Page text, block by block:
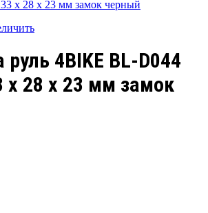
руль 4BIKE BL-D044
х 28 х 23 мм замок